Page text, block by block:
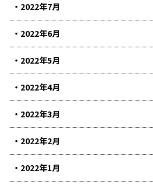
2022年7月
2022年6月
2022年5月
2022年4月
2022年3月
2022年2月
2022年1月